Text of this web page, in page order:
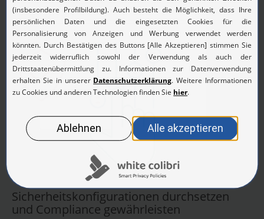
Sicherheitskonfigurationen durchsetzen
und Compliance gewährleisten